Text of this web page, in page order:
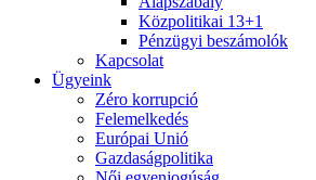
Közpolitikai 13+1
Pénzügyi beszámolók
Kapcsolat
Ügyeink
Zéro korrupció
Felemelkedés
Európai Unió
Gazdaságpolitika